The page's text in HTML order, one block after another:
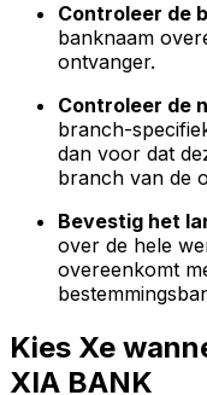
Controleer de
banknaam
ontvanger.
Controleer de
branch-
dan voor dat
branch van de
Bevestig het
over de hele
overeenkomt
Kies Xe
XIA BANK